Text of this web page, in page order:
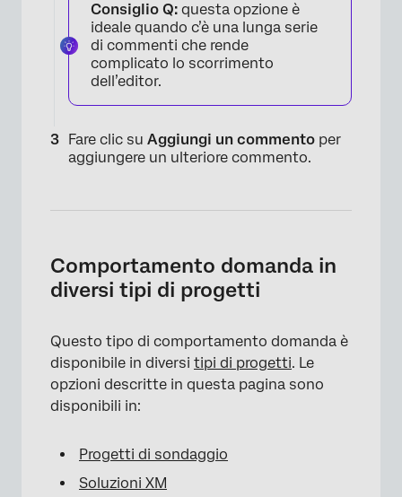
Consiglio Q: questa opzione è
ideale quando c’è una lunga serie
di commenti che rende
complicato lo scorrimento
dell’editor.
Fare clic su Aggiungi un commento per
aggiungere un ulteriore commento.
Comportamento domanda in
diversi tipi di progetti
Questo tipo di comportamento domanda è
disponibile in diversi tipi di progetti. Le
opzioni descritte in questa pagina sono
disponibili in:
Progetti di sondaggio
Soluzioni XM